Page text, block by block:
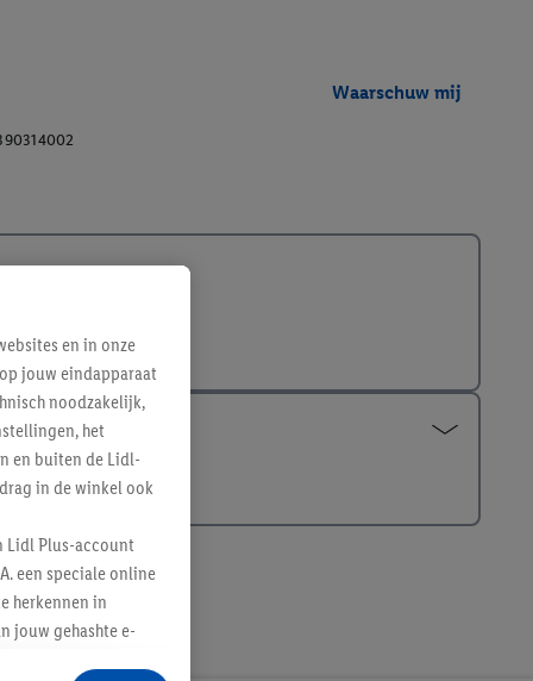
Waarschuw mij
en in onze
jouw eindapparaat
noodzakelijk,
het
en buiten de Lidl-
in de winkel ook
Lidl Plus-account
een speciale online
herkennen in
jouw gehashte e-